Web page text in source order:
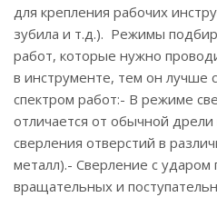
для крепления рабочих
зубила и т.д.). Режимы
работ, которые нужно
в инструменте, тем он лучше
спектром работ:- В режиме
отличается от обычной дрели
сверления отверстий в
металл).- Сверление с
вращательных и